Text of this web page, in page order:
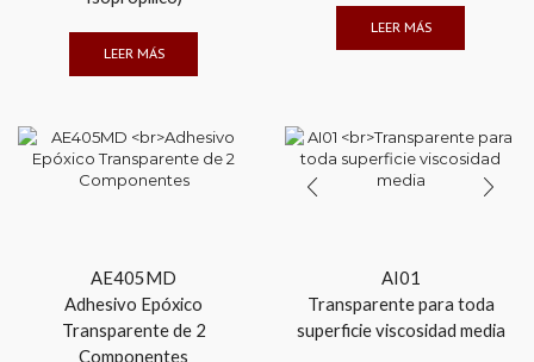
LEER MÁS
LEER MÁS
AE405MD
Adhesivo Epóxico
Transparente de 2
Componentes
AI01
Transparente para toda
superficie viscosidad media